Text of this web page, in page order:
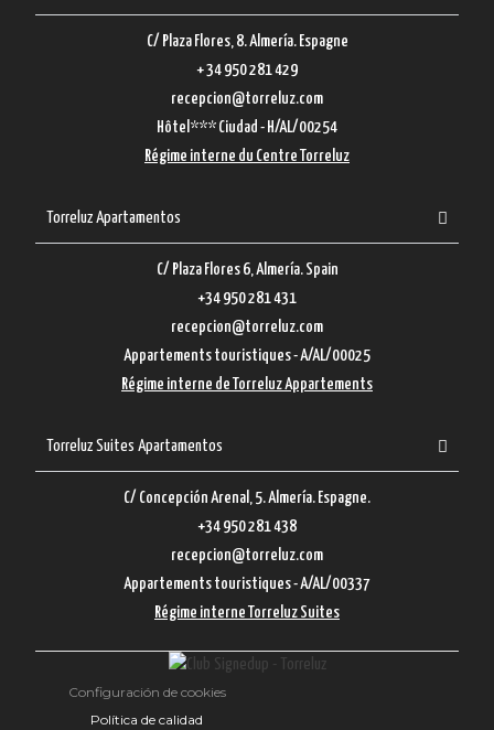
C/ Plaza Flores, 8. Almería. Espagne
+ 34 950 281 429
recepcion@torreluz.com
Hôtel*** Ciudad - H/AL/00254
Régime interne du Centre Torreluz
Torreluz Apartamentos
C/ Plaza Flores 6, Almería. Spain
+34 950 281 431
recepcion@torreluz.com
Appartements touristiques - A/AL/00025
Régime interne de Torreluz Appartements
Torreluz Suites Apartamentos
C/ Concepción Arenal, 5. Almería. Espagne.
+34 950 281 438
recepcion@torreluz.com
Appartements touristiques - A/AL/00337
Régime interne Torreluz Suites
Configuración de cookies
Política de calidad